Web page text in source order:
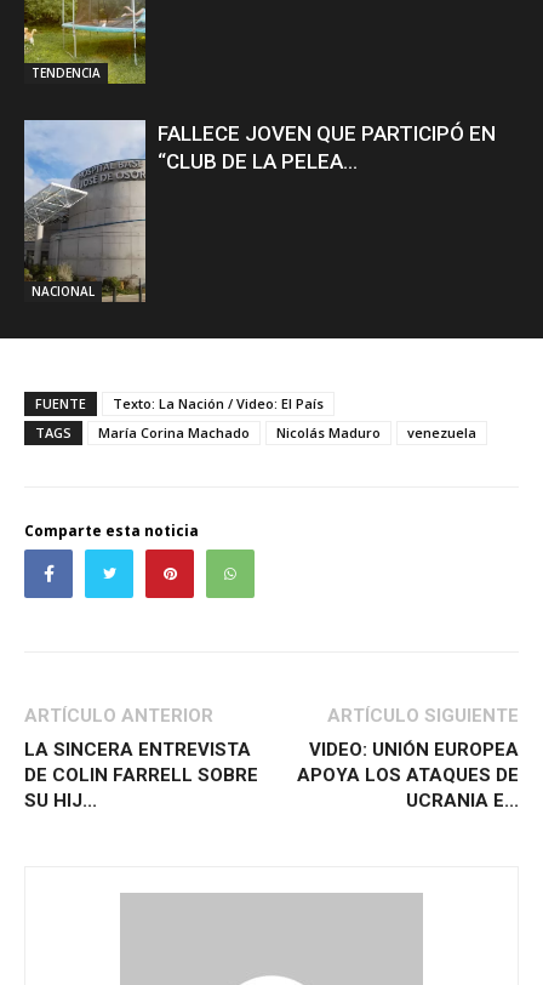
TENDENCIA
NACIONAL
FALLECE JOVEN QUE PARTICIPÓ EN
“CLUB DE LA PELEA...
FUENTE
Texto: La Nación / Video: El País
TAGS
María Corina Machado Nicolás Maduro venezuela
Comparte esta noticia
ARTÍCULO ANTERIOR
LA SINCERA ENTREVISTA
DE COLIN FARRELL SOBRE
SU HIJ...
ARTÍCULO SIGUIENTE
VIDEO: UNIÓN EUROPEA
APOYA LOS ATAQUES DE
UCRANIA E...